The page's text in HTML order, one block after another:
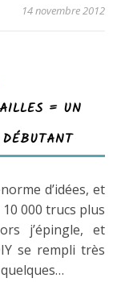
14 novembre 2012
= UN
000 trucs plus
j’épingle, et
se rempli très